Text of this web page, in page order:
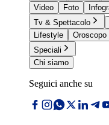
Video
Foto
Tv & Spettacolo
Lifestyle
Oroscopo
Speciali
Chi siamo
Seguici anche su